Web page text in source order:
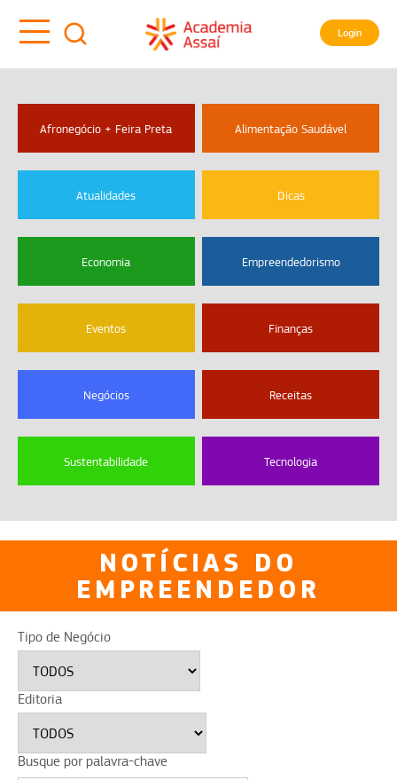
Login
Afronegócio + Feira Preta Alimentação Saudável
Atualidades Dicas
Economia Empreendedorismo
Eventos Finanças
Negócios Receitas
Sustentabilidade Tecnologia
NOTÍCIAS DO
EMPREENDEDOR
Tipo de Negócio
Editoria
Busque por palavra-chave